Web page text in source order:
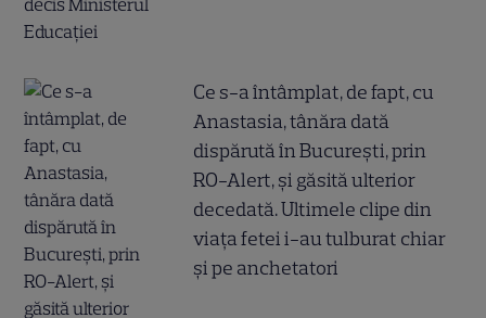
Ce s-a întâmplat, de fapt, cu
Anastasia, tânăra dată
dispărută în București, prin
RO-Alert, și găsită ulterior
decedată. Ultimele clipe din
viața fetei i-au tulburat chiar
și pe anchetatori